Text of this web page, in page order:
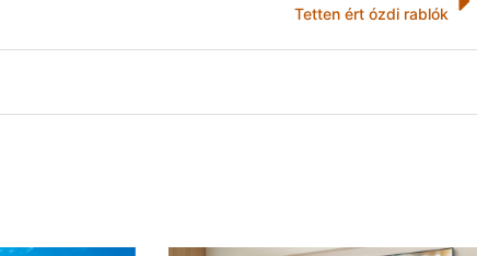
Tetten ért ózdi rablók